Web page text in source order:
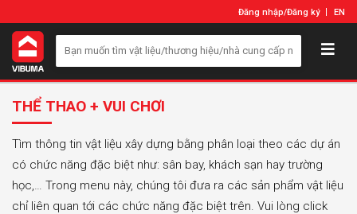
Đăng nhập/Đăng ký EN
THỂ THAO + VUI CHƠI
Tìm thông tin vật liệu xây dựng bằng phân loại theo các dự án
có chức năng đặc biệt như: sân bay, khách sạn hay trường
học,… Trong menu này, chúng tôi đưa ra các sản phẩm vật liệu
chỉ liên quan tới các chức năng đặc biệt trên. Vui lòng click